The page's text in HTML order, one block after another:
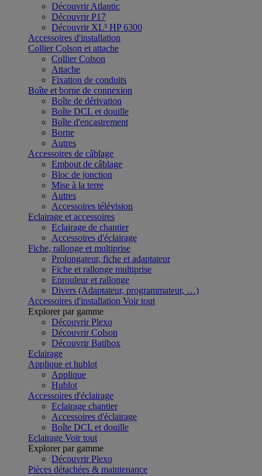
Découvrir Atlantic
Découvrir P17
Découvrir XL³ HP 6300
Accessoires d'installation
Collier Colson et attache
Collier Colson
Attache
Fixation de conduits
Boîte et borne de connexion
Boîte de dérivation
Boîte DCL et douille
Boîte d'encastrement
Borne
Autres
Accessoires de câblage
Embout de câblage
Bloc de jonction
Mise à la terre
Autres
Accessoires télévision
Eclairage et accessoires
Eclairage de chantier
Accessoires d'éclairage
Fiche, rallonge et multiprise
Prolongateur, fiche et adaptateur
Fiche et rallonge multiprise
Enrouleur et rallonge
Divers (Adaptateur, programmateur, …)
Accessoires d'installation Voir tout
Explorer par gamme
Découvrir Plexo
Découvrir Colson
Découvrir Batibox
Eclairage
Applique et hublot
Applique
Hublot
Accessoires d'éclairage
Eclairage chantier
Accessoires d'éclairage
Boîte DCL et douille
Eclairage Voir tout
Explorer par gamme
Découvrir Plexo
Pièces détachées & maintenance